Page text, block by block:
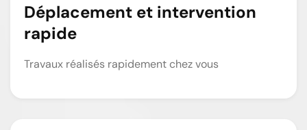
Déplacement et intervention
rapide
Travaux réalisés rapidement chez vous